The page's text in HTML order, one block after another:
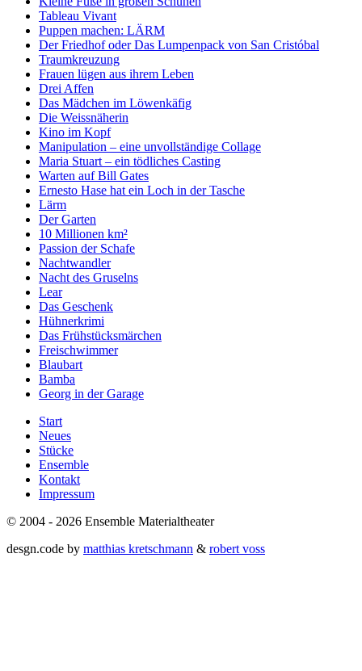
Tableau Vivant
Puppen machen: LÄRM
Der Friedhof oder Das Lumpenpack von San Cristóbal
Traumkreuzung
Frauen lügen aus ihrem Leben
Drei Affen
Das Mädchen im Löwenkäfig
Die Weissnäherin
Kino im Kopf
Manipulation – eine unvollständige Collage
Maria Stuart – ein tödliches Casting
Warten auf Bill Gates
Ernesto Hase hat ein Loch in der Tasche
Lärm
Der Garten
10 Millionen km²
Passion der Schafe
Nachtwandler
Nacht des Gruselns
Lear
Das Geschenk
Hühnerkrimi
Das Frühstücksmärchen
Freischwimmer
Blaubart
Bamba
Georg in der Garage
Start
Neues
Stücke
Ensemble
Kontakt
Impressum
© 2004 - 2026 Ensemble Materialtheater
desgn.code by matthias kretschmann & robert voss